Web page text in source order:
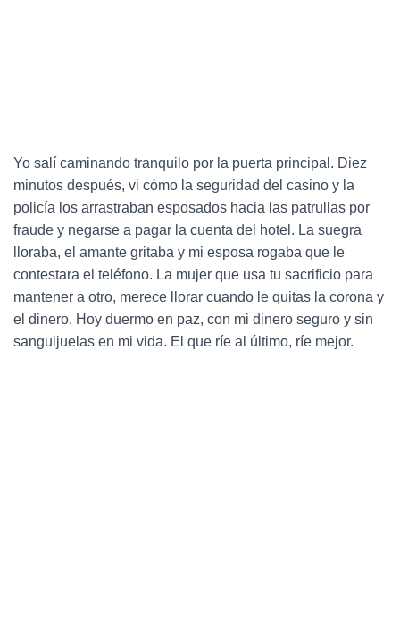
Yo salí caminando tranquilo por la puerta principal. Diez
minutos después, vi cómo la seguridad del casino y la
policía los arrastraban esposados hacia las patrullas por
fraude y negarse a pagar la cuenta del hotel. La suegra
lloraba, el amante gritaba y mi esposa rogaba que le
contestara el teléfono. La mujer que usa tu sacrificio para
mantener a otro, merece llorar cuando le quitas la corona y
el dinero. Hoy duermo en paz, con mi dinero seguro y sin
sanguijuelas en mi vida. El que ríe al último, ríe mejor.